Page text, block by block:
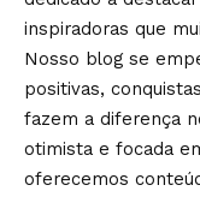
inspiradoras que
Nosso blog se
positivas,
fazem a diferença
otimista e focada
oferecemos